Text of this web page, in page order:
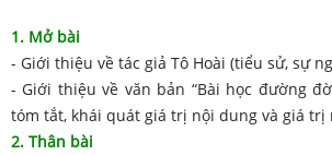
1. Mở bài
- Giới thiệu về tác giả Tô Hoài (tiểu sử, sự
- Giới thiệu về văn bản “Bài học đường
tóm tắt, khái quát giá trị nội dung và giá
2. Thân bài